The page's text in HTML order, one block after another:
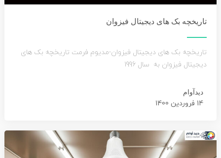
تاریخچه بک های دیجیتال فیزوان
تاریخچه بک های دیجیتال فیزوان-مدیوم فرمت تاریخچه بک های
دیجیتال فیزوان به سال 1996
دیدآوام
14 فروردین 1400